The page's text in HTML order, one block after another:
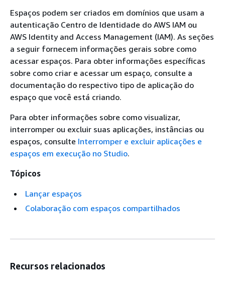
Espaços podem ser criados em domínios que usam a
autenticação Centro de Identidade do AWS IAM ou
AWS Identity and Access Management (IAM). As seções
a seguir fornecem informações gerais sobre como
acessar espaços. Para obter informações específicas
sobre como criar e acessar um espaço, consulte a
documentação do respectivo tipo de aplicação do
espaço que você está criando.
Para obter informações sobre como visualizar,
interromper ou excluir suas aplicações, instâncias ou
espaços, consulte Interromper e excluir aplicações e
espaços em execução no Studio.
Tópicos
Lançar espaços
Colaboração com espaços compartilhados
Recursos relacionados